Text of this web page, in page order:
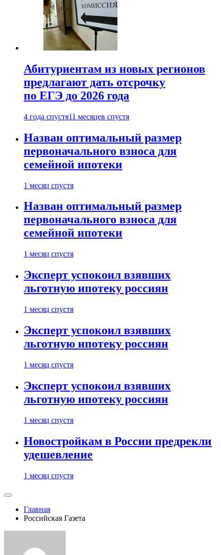
Абитуриентам из новых регионов
предлагают дать отсрочку
по ЕГЭ до 2026 года
4 года спустя11 месяцев спустя
Назван оптимальный размер
первоначального взноса для
семейной ипотеки
1 месяц спустя
Назван оптимальный размер
первоначального взноса для
семейной ипотеки
1 месяц спустя
Эксперт успокоил взявших
льготную ипотеку россиян
1 месяц спустя
Эксперт успокоил взявших
льготную ипотеку россиян
1 месяц спустя
Эксперт успокоил взявших
льготную ипотеку россиян
1 месяц спустя
Новостройкам в России предрекли
удешевление
1 месяц спустя
Главная
Российская Газета